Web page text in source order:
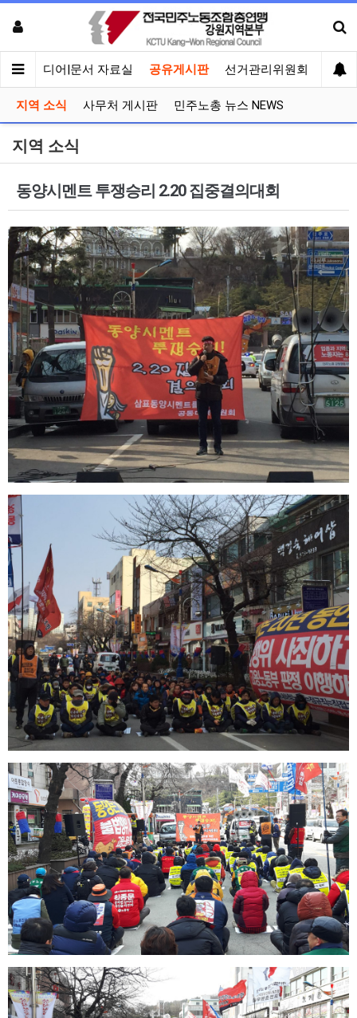
견 미디어|문서 자료실 공유게시판 선거관리위원회
지역 소식 사무처 게시판 민주노총 뉴스 NEWS
지역 소식
동양시멘트 투쟁승리 2.20 집중결의대회